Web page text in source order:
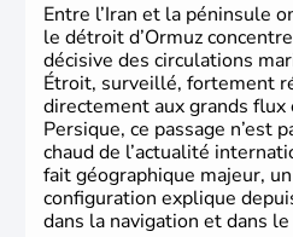
Entre l’Iran et la péninsule
le détroit d’Ormuz
décisive des circulations
Étroit, surveillé, fortement
directement aux grands
Persique, ce passage n’est
chaud de l’actualité
fait géographique majeur,
configuration explique
dans la navigation et dans